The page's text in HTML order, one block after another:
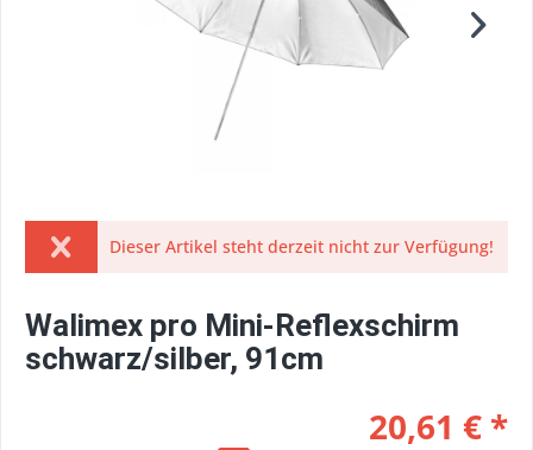
Dieser Artikel steht derzeit nicht zur Verfügung!
Walimex pro Mini-Reflexschirm
schwarz/silber, 91cm
20,61 € *